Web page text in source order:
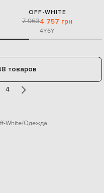
OFF-WHITE
7 9634 757 грн
4Y6Y
товаров
4
White Одежда